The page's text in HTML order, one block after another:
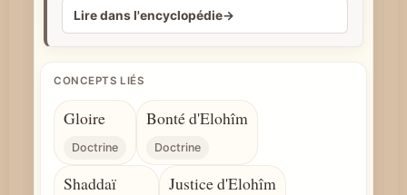
Lire dans l'encyclopédie→
CONCEPTS LIÉS
Gloire
Doctrine
Bonté d'Elohîm
Doctrine
Shaddaï Justice d'Elohîm